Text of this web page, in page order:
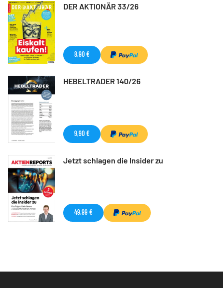
DER AKTIONÄR 33/26
8,90 €
HEBELTRADER 140/26
9,90 €
Jetzt schlagen die Insider zu
49,99 €